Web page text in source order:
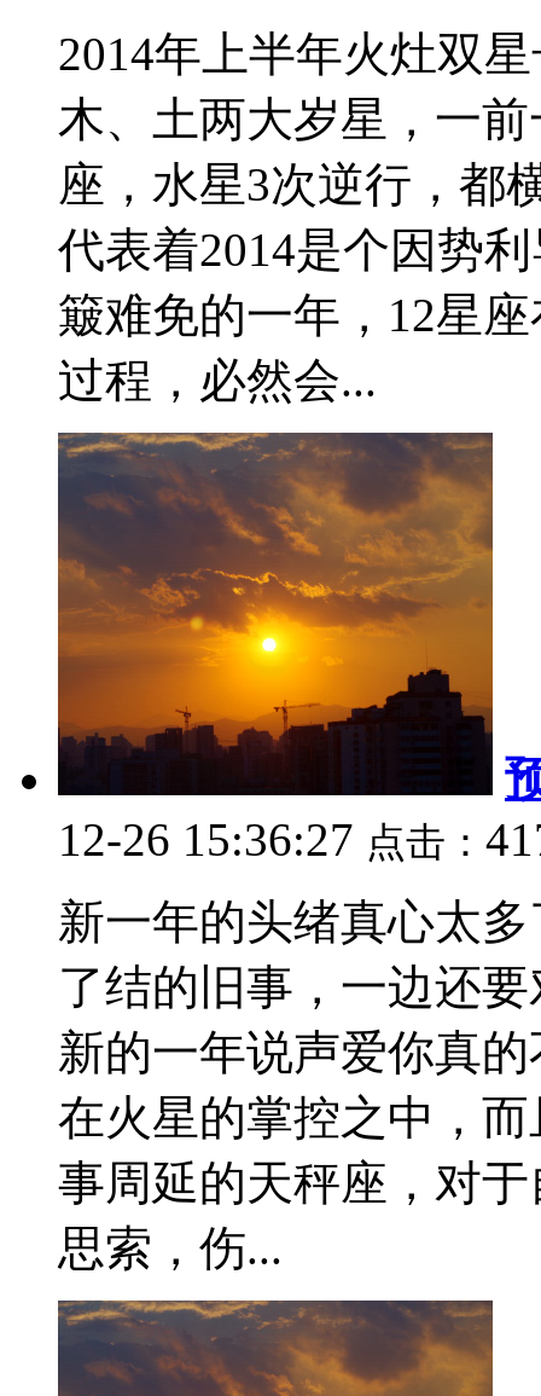
2014年上半年火灶双
木、土两大岁星，一
座，水星3次逆行，都
代表着2014是个因势
簸难免的一年，12星
过程，必然会...
12-26 15:36:27 点击：
新一年的头绪真心太
了结的旧事，一边还
新的一年说声爱你真
在火星的掌控之中，
事周延的天秤座，对
思索，伤...